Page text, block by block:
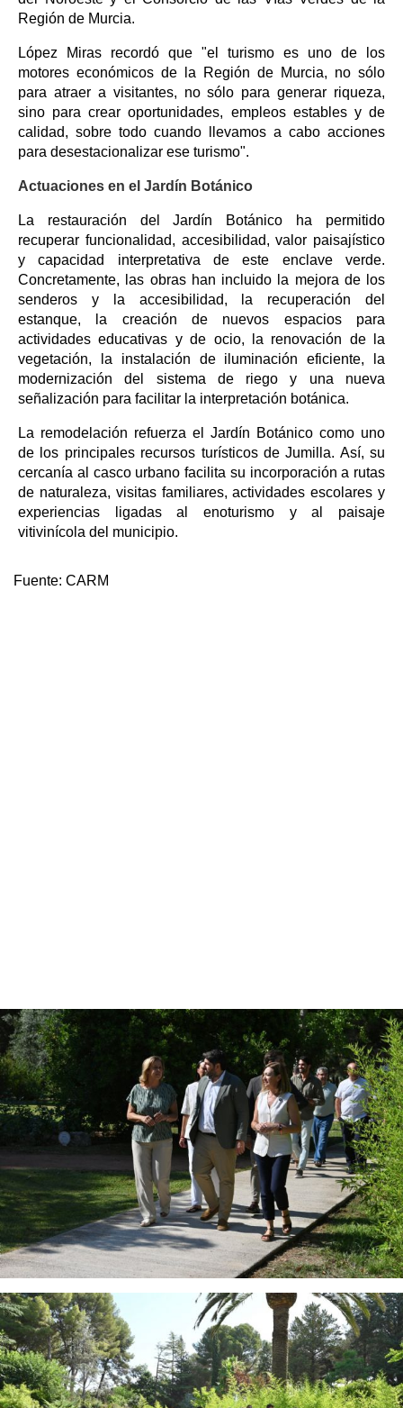
Región de Murcia.
López Miras recordó que "el turismo es uno de los
motores económicos de la Región de Murcia, no sólo
para atraer a visitantes, no sólo para generar riqueza,
sino para crear oportunidades, empleos estables y de
calidad, sobre todo cuando llevamos a cabo acciones
para desestacionalizar ese turismo".
Actuaciones en el Jardín Botánico
La restauración del Jardín Botánico ha permitido
recuperar funcionalidad, accesibilidad, valor paisajístico
y capacidad interpretativa de este enclave verde.
Concretamente, las obras han incluido la mejora de los
senderos y la accesibilidad, la recuperación del
estanque, la creación de nuevos espacios para
actividades educativas y de ocio, la renovación de la
vegetación, la instalación de iluminación eficiente, la
modernización del sistema de riego y una nueva
señalización para facilitar la interpretación botánica.
La remodelación refuerza el Jardín Botánico como uno
de los principales recursos turísticos de Jumilla. Así, su
cercanía al casco urbano facilita su incorporación a rutas
de naturaleza, visitas familiares, actividades escolares y
experiencias ligadas al enoturismo y al paisaje
vitivinícola del municipio.
Fuente: CARM